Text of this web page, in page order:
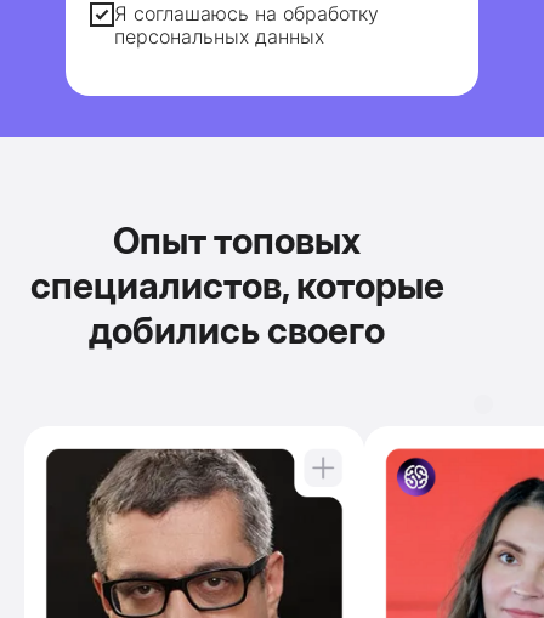
Я соглашаюсь на обработку
персональных данных
Опыт топовых
специалистов, которые
добились своего